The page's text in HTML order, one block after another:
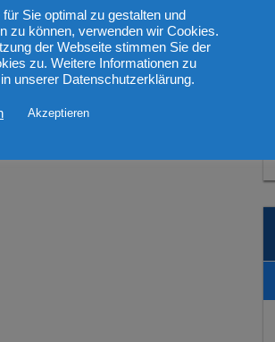
Sie optimal zu gestalten und
zu können, verwenden wir Cookies.
der Webseite stimmen Sie der
zu. Weitere Informationen zu
unserer Datenschutzerklärung.
Akzeptieren